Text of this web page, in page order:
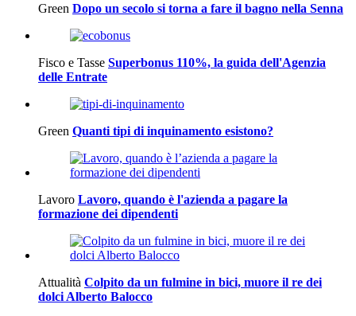
Green Dopo un secolo si torna a fare il bagno nella Senna
Fisco e Tasse Superbonus 110%, la guida dell'Agenzia
delle Entrate
Green Quanti tipi di inquinamento esistono?
Lavoro Lavoro, quando è l'azienda a pagare la
formazione dei dipendenti
Attualità Colpito da un fulmine in bici, muore il re dei
dolci Alberto Balocco